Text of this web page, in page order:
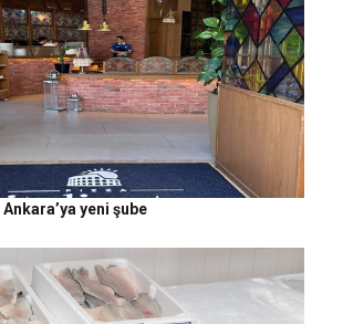
yeni şube